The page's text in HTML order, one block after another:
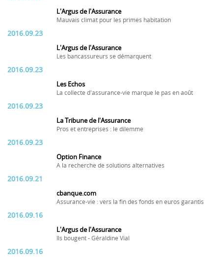
L'Argus de l'Assurance
Mauvais climat pour les primes habitation
2016.09.23
L'Argus de l'Assurance
Les bancassureurs se démarquent
2016.09.23
Les Echos
La collecte d'assurance-vie marque le pas en août
2016.09.23
La Tribune de l'Assurance
Pros et entreprises : le dilemme
2016.09.23
Option Finance
A la recherche de solutions alternatives
2016.09.21
cbanque.com
Assurance-vie : vers la fin des fonds en euros garantis
2016.09.16
L'Argus de l'Assurance
Ils bougent - Géraldine Vial
2016.09.16